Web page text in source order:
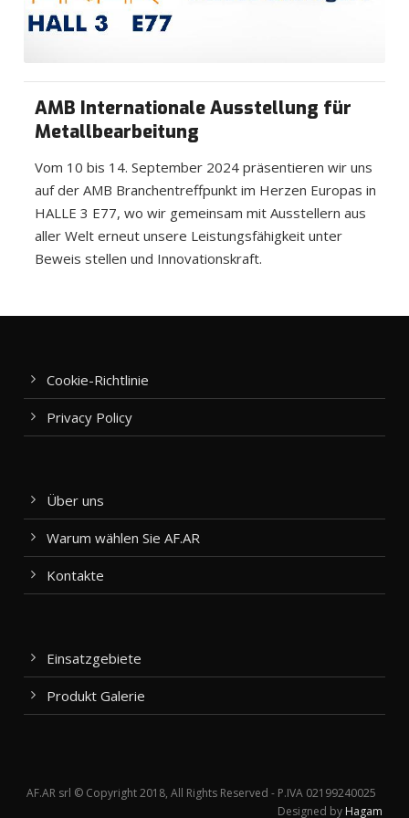
AMB Internationale Ausstellung für
Metallbearbeitung
Vom 10 bis 14. September 2024 präsentieren wir uns
auf der AMB Branchentreffpunkt im Herzen Europas in
HALLE 3 E77, wo wir gemeinsam mit Ausstellern aus
aller Welt erneut unsere Leistungsfähigkeit unter
Beweis stellen und Innovationskraft.
Cookie-Richtlinie
Privacy Policy
Über uns
Warum wählen Sie AF.AR
Kontakte
Einsatzgebiete
Produkt Galerie
AF.AR srl © Copyright 2018, All Rights Reserved - P.IVA 02199240025
Designed by Hagam